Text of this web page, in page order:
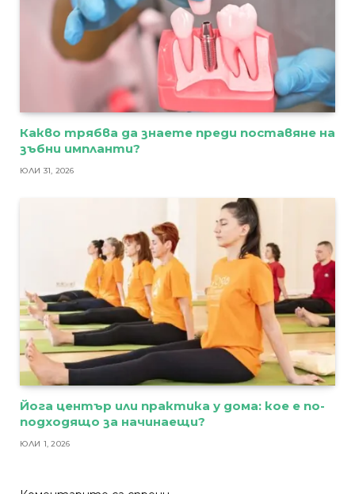
Какво трябва да знаете преди поставяне на
зъбни импланти?
ЮЛИ 31, 2026
Йога център или практика у дома: кое е по-
подходящо за начинаещи?
ЮЛИ 1, 2026